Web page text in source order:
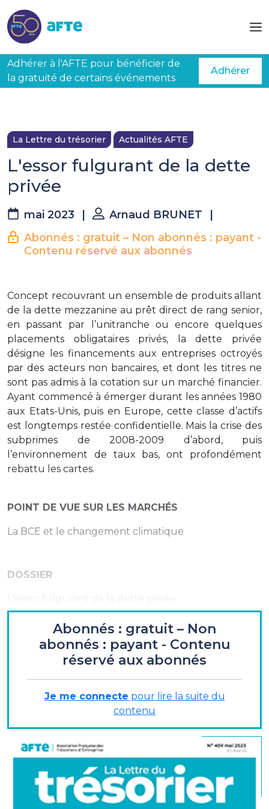
Adhérer à l'AFTE pour bénéficier de
la gratuité de certains événements
Adhérer
La Lettre du trésorier Actualités AFTE
L'essor fulgurant de la dette
privée
mai 2023 Arnaud BRUNET
Abonnés : gratuit – Non abonnés : payant -
Contenu réservé aux abonnés
Concept recouvrant un ensemble de produits allant
de la dette mezzanine au prêt direct de rang senior,
en passant par l’unitranche ou encore quelques
placements obligataires privés, la dette privée
désigne les financements aux entreprises octroyés
par des acteurs non bancaires, et dont les titres ne
sont pas admis à la cotation sur un marché financier.
Ayant commencé à émerger durant les années 1980
aux Etats-Unis, puis en Europe, cette classe d’actifs
est longtemps restée confidentielle. Mais la crise des
subprimes de 2008-2009 d’abord, puis
l’environnement de taux bas, ont profondément
rebattu les cartes.
POINT DE VUE SUR LES MARCHÉS
La BCE et le changement climatique
DOSSIER
L'essor fulgurant de la dette privée
ENTRETIEN
Sophie Bigallet, directrice de la trésorerie et du
chief liquidity officers... »
Abonnés : gratuit – Non
abonnés : payant - Contenu
réservé aux abonnés
Je me connecte pour lire la suite du
contenu